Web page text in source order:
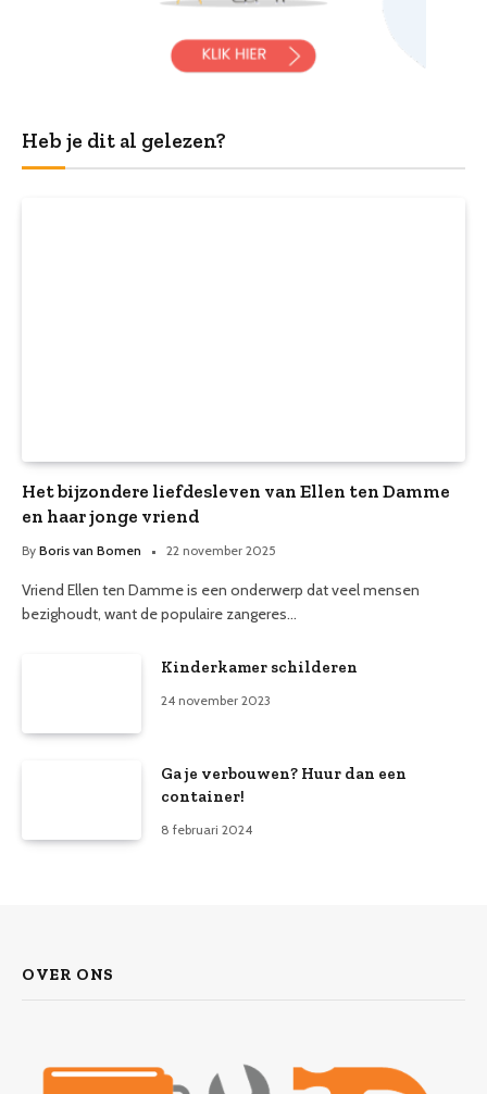
Heb je dit al gelezen?
Het bijzondere liefdesleven van Ellen ten Damme
en haar jonge vriend
By Boris van Bomen 22 november 2025
Vriend Ellen ten Damme is een onderwerp dat veel mensen
bezighoudt, want de populaire zangeres…
Kinderkamer schilderen
24 november 2023
Ga je verbouwen? Huur dan een
container!
8 februari 2024
OVER ONS